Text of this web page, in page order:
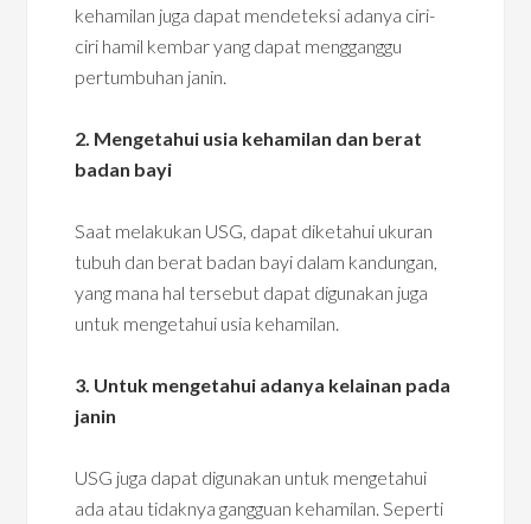
kehamilan juga dapat mendeteksi adanya ciri-
ciri hamil kembar yang dapat mengganggu
pertumbuhan janin.
2. Mengetahui usia kehamilan dan berat
badan bayi
Saat melakukan USG, dapat diketahui ukuran
tubuh dan berat badan bayi dalam kandungan,
yang mana hal tersebut dapat digunakan juga
untuk mengetahui usia kehamilan.
3. Untuk mengetahui adanya kelainan pada
janin
USG juga dapat digunakan untuk mengetahui
ada atau tidaknya gangguan kehamilan. Seperti